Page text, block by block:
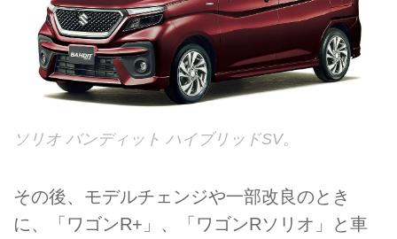
ソリオ バンディット ハイブリッドSV。
その後、モデルチェンジや一部改良のとき
に、「ワゴンR+」、「ワゴンRソリオ」と車